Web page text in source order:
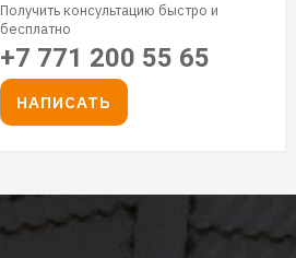
Получить консультацию быстро и
бесплатно
+7 771 200 55 65
НАПИСАТЬ